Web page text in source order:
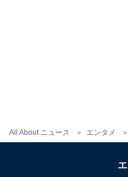
All About ニュース エンタメ